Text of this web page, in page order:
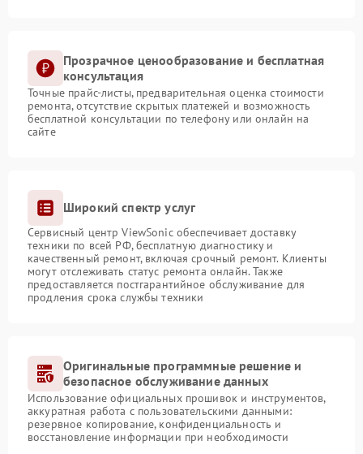
Прозрачное ценообразование и бесплатная
консультация
Точные прайс-листы, предварительная оценка стоимости
ремонта, отсутствие скрытых платежей и возможность
бесплатной консультации по телефону или онлайн на
сайте
Широкий спектр услуг
Сервисный центр ViewSonic обеспечивает доставку
техники по всей РФ, бесплатную диагностику и
качественный ремонт, включая срочный ремонт. Клиенты
могут отслеживать статус ремонта онлайн. Также
предоставляется постгарантийное обслуживание для
продления срока службы техники
Оригинальные программные решение и
безопасное обслуживание данных
Использование официальных прошивок и инструментов,
аккуратная работа с пользовательскими данными:
резервное копирование, конфиденциальность и
восстановление информации при необходимости